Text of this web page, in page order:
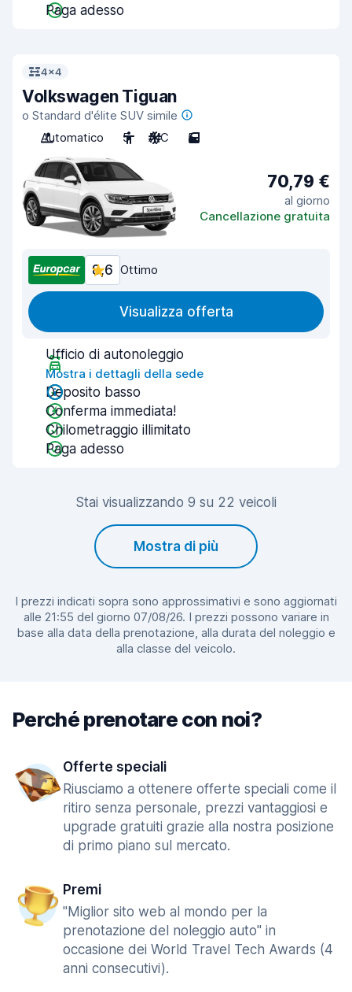
Paga adesso
4x4
Volkswagen Tiguan
o Standard d'élite SUV simile
Automatico
5 A/C 5
70,79 €
al giorno
Cancellazione gratuita
8,6 Ottimo
Visualizza offerta
Ufficio di autonoleggio
Mostra i dettagli della sede
Deposito basso
Conferma immediata!
Chilometraggio illimitato
Paga adesso
Stai visualizzando 9 su 22 veicoli
Mostra di più
I prezzi indicati sopra sono approssimativi e sono aggiornati
alle 21:55 del giorno 07/08/26. I prezzi possono variare in
base alla data della prenotazione, alla durata del noleggio e
alla classe del veicolo.
Perché prenotare con noi?
Offerte speciali
Riusciamo a ottenere offerte speciali come il
ritiro senza personale, prezzi vantaggiosi e
upgrade gratuiti grazie alla nostra posizione
di primo piano sul mercato.
Premi
"Miglior sito web al mondo per la
prenotazione del noleggio auto" in
occasione dei World Travel Tech Awards (4
anni consecutivi).